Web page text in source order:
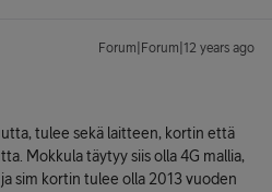
Forum|Forum|12 years ago
tulee sekä laitteen, kortin että
Mokkula täytyy siis olla 4G mallia,
sim kortin tulee olla 2013 vuoden